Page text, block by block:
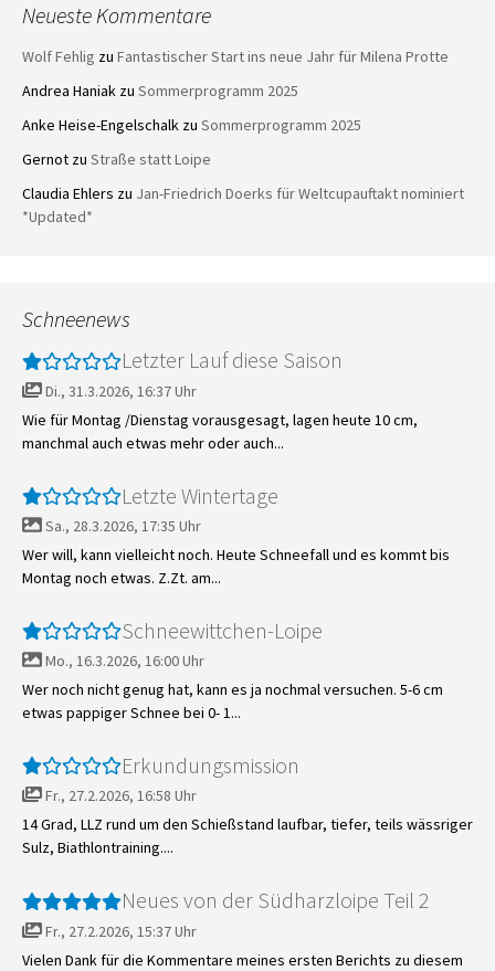
Neueste Kommentare
Wolf Fehlig zu Fantastischer Start ins neue Jahr für Milena Protte
Andrea Haniak zu Sommerprogramm 2025
Anke Heise-Engelschalk zu Sommerprogramm 2025
Gernot zu Straße statt Loipe
Claudia Ehlers zu Jan-Friedrich Doerks für Weltcupauftakt nominiert
*Updated*
Schneenews
Letzter Lauf diese Saison
Di., 31.3.2026, 16:37 Uhr
Wie für Montag /Dienstag vorausgesagt, lagen heute 10 cm,
manchmal auch etwas mehr oder auch...
Letzte Wintertage
Sa., 28.3.2026, 17:35 Uhr
Wer will, kann vielleicht noch. Heute Schneefall und es kommt bis
Montag noch etwas. Z.Zt. am...
Schneewittchen-Loipe
Mo., 16.3.2026, 16:00 Uhr
Wer noch nicht genug hat, kann es ja nochmal versuchen. 5-6 cm
etwas pappiger Schnee bei 0- 1...
Erkundungsmission
Fr., 27.2.2026, 16:58 Uhr
14 Grad, LLZ rund um den Schießstand laufbar, tiefer, teils wässriger
Sulz, Biathlontraining....
Neues von der Südharzloipe Teil 2
Fr., 27.2.2026, 15:37 Uhr
Vielen Dank für die Kommentare meines ersten Berichts zu diesem